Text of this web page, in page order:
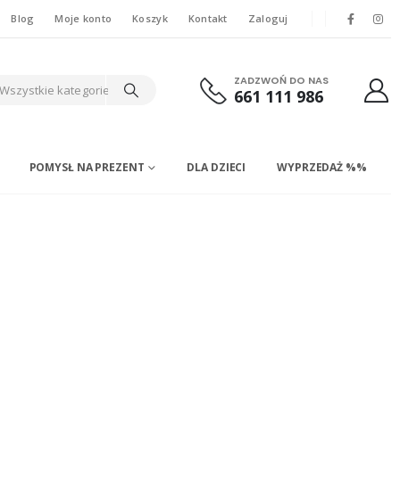
Blog Moje konto Koszyk Kontakt Zaloguj
Wszystkie kategorie
ZADZWOŃ DO NAS
661 111 986
POMYSŁ NA PREZENT DLA DZIECI WYPRZEDAŻ %%